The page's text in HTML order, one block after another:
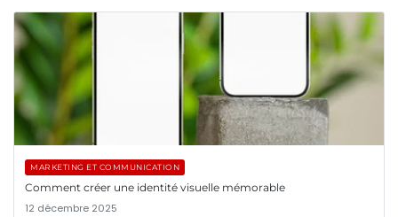
MARKETING ET COMMUNICATION
Comment créer une identité visuelle mémorable
12 décembre 2025